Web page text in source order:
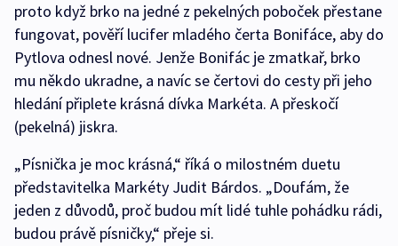
proto když brko na jedné z pekelných poboček přestane
fungovat, pověří lucifer mladého čerta Bonifáce, aby do
Pytlova odnesl nové. Jenže Bonifác je zmatkař, brko
mu někdo ukradne, a navíc se čertovi do cesty při jeho
hledání připlete krásná dívka Markéta. A přeskočí
(pekelná) jiskra.
„Písnička je moc krásná,“ říká o milostném duetu
představitelka Markéty Judit Bárdos. „Doufám, že
jeden z důvodů, proč budou mít lidé tuhle pohádku rádi,
budou právě písničky,“ přeje si.